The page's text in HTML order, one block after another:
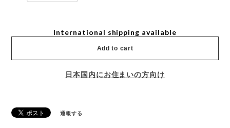
International shipping available
Add to cart
日本国内にお住まいの方向け
通報する